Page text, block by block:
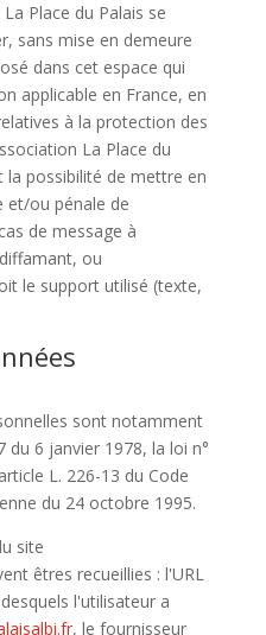
Place du Palais se
sans mise en demeure
dans cet espace qui
applicable en France, en
à la protection des
La Place du
la possibilité de mettre en
et/ou pénale de
de message à
ou
le support utilisé (texte,
sont notamment
du 6 janvier 1978, la loi n°
L. 226-13 du Code
du 24 octobre 1995.
site
êtres recueillies : l'URL
l'utilisateur a
, le fournisseur